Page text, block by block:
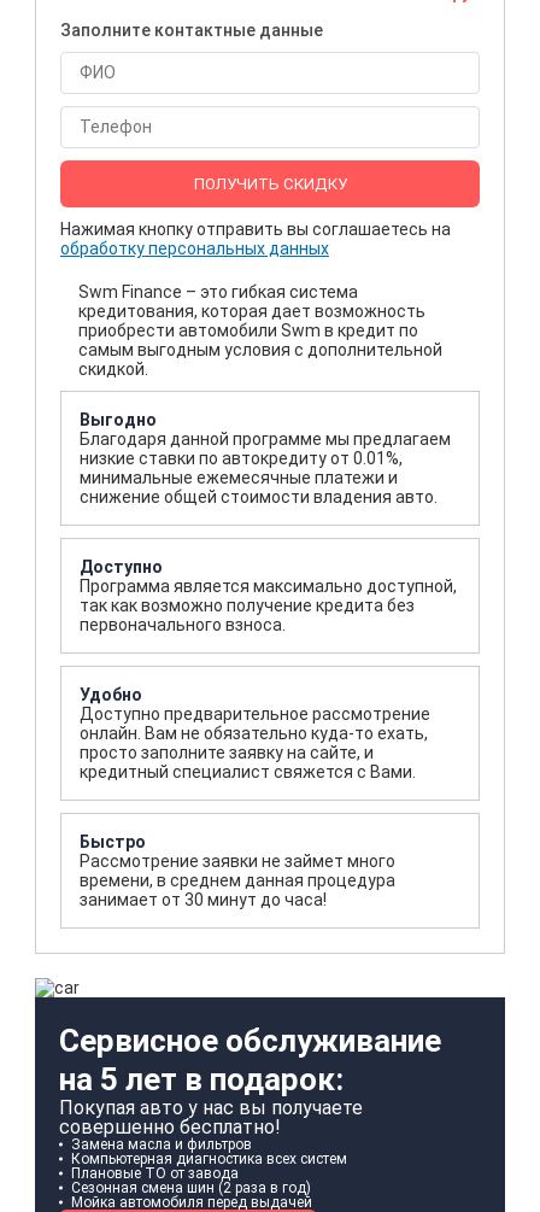
Заполните контактные данные
ПОЛУЧИТЬ СКИДКУ
Нажимая кнопку отправить вы соглашаетесь на
обработку персональных данных
Swm Finance – это гибкая система
кредитования, которая дает возможность
приобрести автомобили Swm в кредит по
самым выгодным условия с дополнительной
скидкой.
Выгодно
Благодаря данной программе мы предлагаем
низкие ставки по автокредиту от 0.01%,
минимальные ежемесячные платежи и
снижение общей стоимости владения авто.
Доступно
Программа является максимально доступной,
так как возможно получение кредита без
первоначального взноса.
Удобно
Доступно предварительное рассмотрение
онлайн. Вам не обязательно куда-то ехать,
просто заполните заявку на сайте, и
кредитный специалист свяжется с Вами.
Быстро
Рассмотрение заявки не займет много
времени, в среднем данная процедура
занимает от 30 минут до часа!
Сервисное обслуживание
на 5 лет в подарок:
Покупая авто у нас вы получаете
совершенно бесплатно!
Замена масла и фильтров
Компьютерная диагностика всех систем
Плановые ТО от завода
Сезонная смена шин (2 раза в год)
Мойка автомобиля перед выдачей